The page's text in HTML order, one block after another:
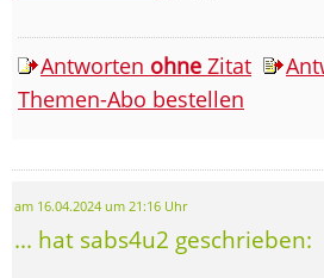
Antworten ohne Zitat
Themen-Abo bestellen
am 16.04.2024 um 21:16 Uhr
... hat sabs4u2 geschrieben: